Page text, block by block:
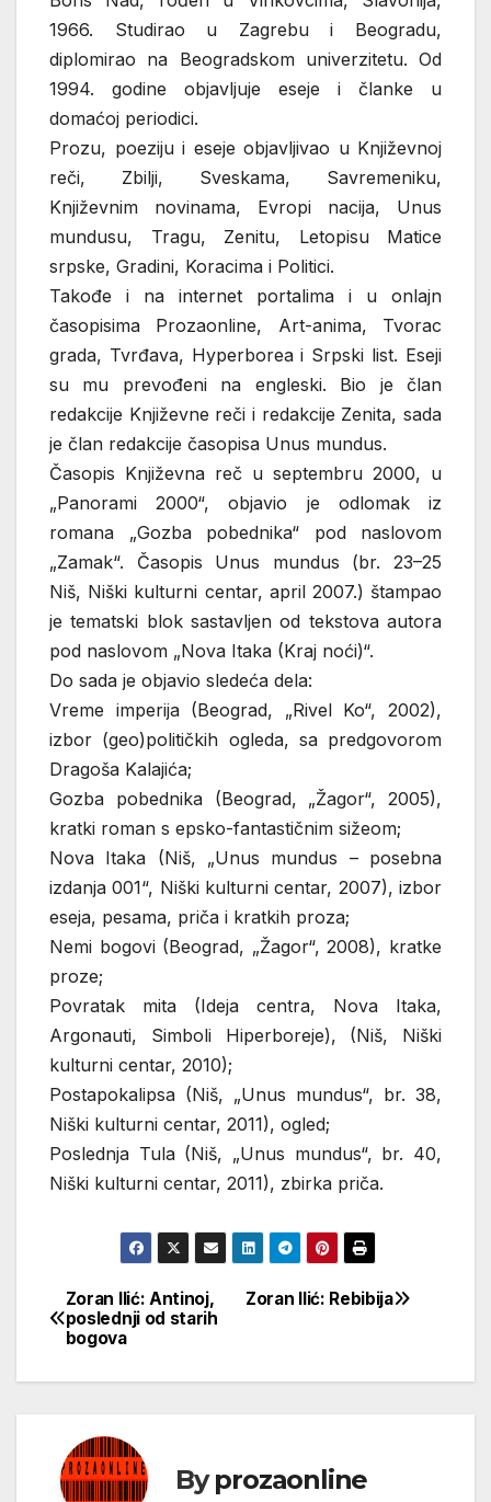
1966. Studirao u Zagrebu i Beogradu,
diplomirao na Beogradskom univerzitetu. Od
1994. godine objavljuje eseje i članke u
domaćoj periodici.
Prozu, poeziju i eseje objavljivao u Književnoj
reči, Zbilji, Sveskama, Savremeniku,
Književnim novinama, Evropi nacija, Unus
mundusu, Tragu, Zenitu, Letopisu Matice
srpske, Gradini, Koracima i Politici.
Takođe i na internet portalima i u onlajn
časopisima Prozaonline, Art-anima, Tvorac
grada, Tvrđava, Hyperborea i Srpski list. Eseji
su mu prevođeni na engleski. Bio je član
redakcije Književne reči i redakcije Zenita, sada
je član redakcije časopisa Unus mundus.
Časopis Književna reč u septembru 2000, u
„Panorami 2000“, objavio je odlomak iz
romana „Gozba pobednika“ pod naslovom
„Zamak“. Časopis Unus mundus (br. 23–25
Niš, Niški kulturni centar, april 2007.) štampao
je tematski blok sastavljen od tekstova autora
pod naslovom „Nova Itaka (Kraj noći)“.
Do sada je objavio sledeća dela:
Vreme imperija (Beograd, „Rivel Ko“, 2002),
izbor (geo)političkih ogleda, sa predgovorom
Dragoša Kalajića;
Gozba pobednika (Beograd, „Žagor“, 2005),
kratki roman s epsko-fantastičnim sižeom;
Nova Itaka (Niš, „Unus mundus – posebna
izdanja 001“, Niški kulturni centar, 2007), izbor
eseja, pesama, priča i kratkih proza;
Nemi bogovi (Beograd, „Žagor“, 2008), kratke
proze;
Povratak mita (Ideja centra, Nova Itaka,
Argonauti, Simboli Hiperboreje), (Niš, Niški
kulturni centar, 2010);
Postapokalipsa (Niš, „Unus mundus“, br. 38,
Niški kulturni centar, 2011), ogled;
Poslednja Tula (Niš, „Unus mundus“, br. 40,
Niški kulturni centar, 2011), zbirka priča.
Кретање
чланка
Zoran Ilić: Rebibija
Zoran Ilić: Antinoj,
poslednji od starih
bogova
Byprozaonline